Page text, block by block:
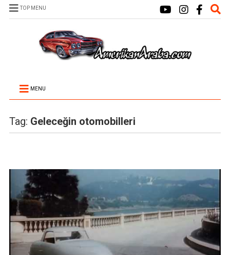
TOP MENU
MENU
Tag: Geleceğin otomobilleri